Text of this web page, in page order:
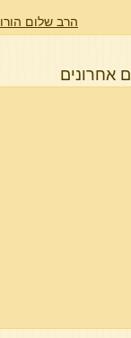
הרב שלום
אחרונים